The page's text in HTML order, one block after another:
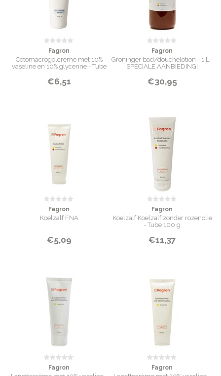
Fagron
Cetomacrogolcrème met 10%
vaseline en 10% glycerine - Tube
€6,51
Fagron
Groninger bad/douchelotion - 1 L -
SPECIALE AANBIEDING!
€30,95
Fagron
Koelzalf FNA
€5,09
Fagron
Koelzalf Koelzalf zonder rozenolie
- Tube 100 g
€11,37
Fagron Fagron